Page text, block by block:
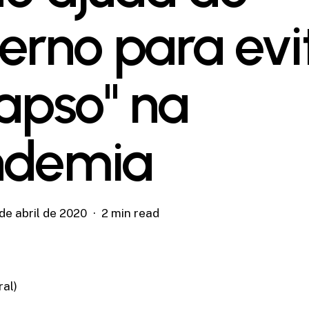
para
na
abril de 2020 2 min read